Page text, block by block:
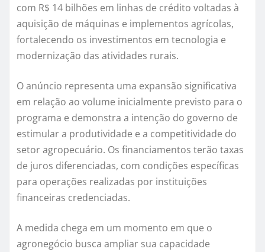
com R$ 14 bilhões em linhas de crédito voltadas à
aquisição de máquinas e implementos agrícolas,
fortalecendo os investimentos em tecnologia e
modernização das atividades rurais.
O anúncio representa uma expansão significativa
em relação ao volume inicialmente previsto para o
programa e demonstra a intenção do governo de
estimular a produtividade e a competitividade do
setor agropecuário. Os financiamentos terão taxas
de juros diferenciadas, com condições específicas
para operações realizadas por instituições
financeiras credenciadas.
A medida chega em um momento em que o
agronegócio busca ampliar sua capacidade